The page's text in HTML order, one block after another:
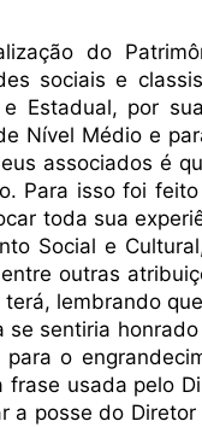
do
sociais e
Estadual, por
Nível Médio e
associados é
Para isso foi feito
toda sua
Social e
outras
lembrando
se sentiria
o
usada pelo
a posse do